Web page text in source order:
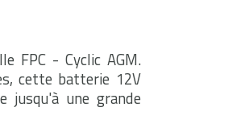
FPC - Cyclic AGM.
cette batterie 12V
jusqu'à une grande